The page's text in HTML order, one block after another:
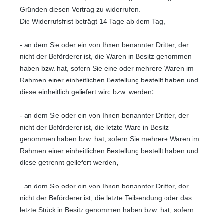
Gründen diesen Vertrag zu widerrufen.
Die Widerrufsfrist beträgt 14 Tage ab dem Tag,
- an dem Sie oder ein von Ihnen benannter Dritter, der
nicht der Beförderer ist, die Waren in Besitz genommen
haben bzw. hat, sofern Sie eine oder mehrere Waren im
Rahmen einer einheitlichen Bestellung bestellt haben und
diese einheitlich geliefert wird bzw. werden;
- an dem Sie oder ein von Ihnen benannter Dritter, der
nicht der Beförderer ist, die letzte Ware in Besitz
genommen haben bzw. hat, sofern Sie mehrere Waren im
Rahmen einer einheitlichen Bestellung bestellt haben und
diese getrennt geliefert werden;
- an dem Sie oder ein von Ihnen benannter Dritter, der
nicht der Beförderer ist, die letzte Teilsendung oder das
letzte Stück in Besitz genommen haben bzw. hat, sofern